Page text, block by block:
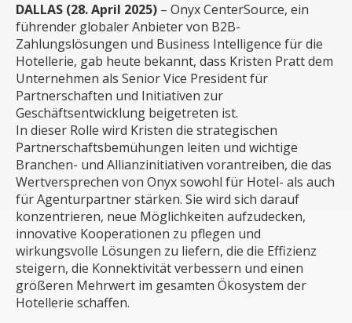
DALLAS (28. April 2025) – Onyx CenterSource, ein
führender globaler Anbieter von B2B-
Zahlungslösungen und Business Intelligence für die
Hotellerie, gab heute bekannt, dass Kristen Pratt dem
Unternehmen als Senior Vice President für
Partnerschaften und Initiativen zur
Geschäftsentwicklung beigetreten ist.
In dieser Rolle wird Kristen die strategischen
Partnerschaftsbemühungen leiten und wichtige
Branchen- und Allianzinitiativen vorantreiben, die das
Wertversprechen von Onyx sowohl für Hotel- als auch
für Agenturpartner stärken. Sie wird sich darauf
konzentrieren, neue Möglichkeiten aufzudecken,
innovative Kooperationen zu pflegen und
wirkungsvolle Lösungen zu liefern, die die Effizienz
steigern, die Konnektivität verbessern und einen
größeren Mehrwert im gesamten Ökosystem der
Hotellerie schaffen.